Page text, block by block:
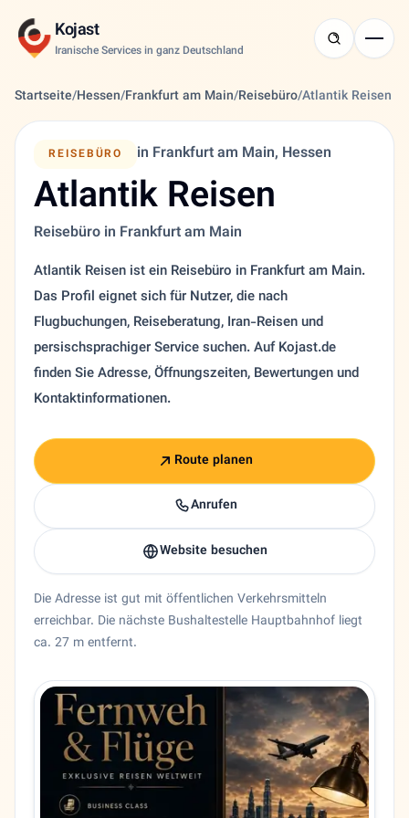
Kojast
Iranische Services in ganz Deutschland
Startseite/Hessen/Frankfurt am Main/Reisebüro/Atlantik Reisen
REISEBÜRO in Frankfurt am Main, Hessen
Atlantik Reisen
Reisebüro in Frankfurt am Main
Atlantik Reisen ist ein Reisebüro in Frankfurt am Main.
Das Profil eignet sich für Nutzer, die nach
Flugbuchungen, Reiseberatung, Iran-Reisen und
persischsprachiger Service suchen. Auf Kojast.de
finden Sie Adresse, Öffnungszeiten, Bewertungen und
Kontaktinformationen.
Route planen
Anrufen
Website besuchen
Die Adresse ist gut mit öffentlichen Verkehrsmitteln
erreichbar. Die nächste Bushaltestelle Hauptbahnhof liegt
ca. 27 m entfernt.
Bundesland
Hessen
Stadt
Frankfurt am Main
Adresse